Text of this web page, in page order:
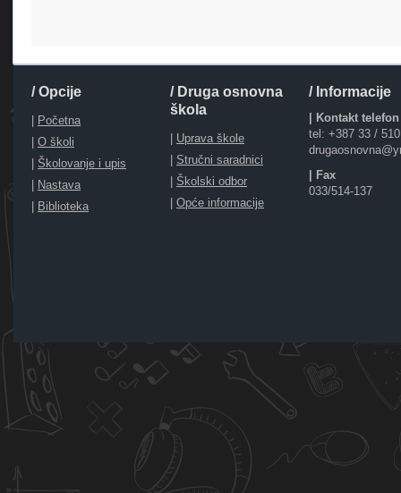
/ Opcije
| Početna
| O školi
| Školovanje i upis
| Nastava
| Biblioteka
/ Druga osnovna
škola
| Uprava škole
| Stručni saradnici
| Školski odbor
| Opće informacije
/ Informacije
| Kontakt telefon
tel: +387 33 /
| Fax
033/514-137